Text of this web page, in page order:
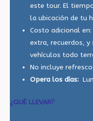
este tour. El
la ubicación de tu
Costo adicional
extra, recuerdos,
vehículos todo
No incluye
Opera los días:
¿QUÉ LLEVAR?